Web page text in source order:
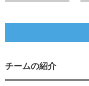
チームの紹介